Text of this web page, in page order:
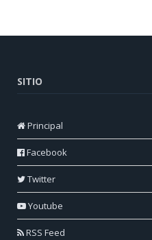
SITIO
Principal
Facebook
Twitter
Youtube
RSS Feed